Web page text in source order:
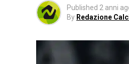
Published 2 anni
By Redazione